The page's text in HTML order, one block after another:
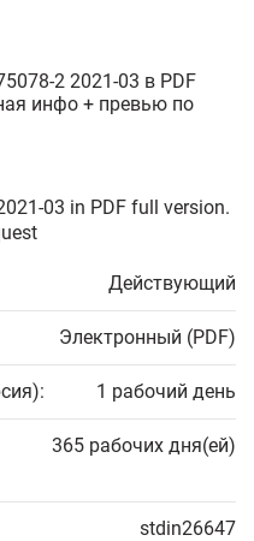
2 2021-03 в PDF
инфо + превью по
03 in PDF full version.
Действующий
Электронный (PDF)
1 рабочий день
365 рабочих дня(ей)
stdin26647